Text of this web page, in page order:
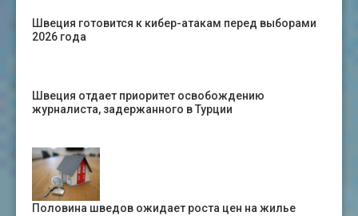
Швеция готовится к кибер-атакам перед выборами
2026 года
Швеция отдает приоритет освобождению
журналиста, задержанного в Турции
Половина шведов ожидает роста цен на жилье